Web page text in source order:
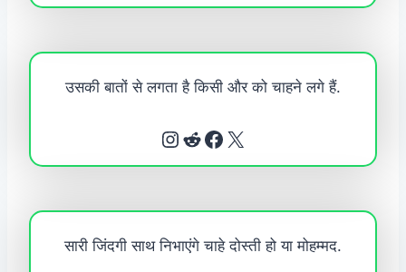
उसकी बातों से लगता है किसी और को चाहने लगे हैं.
Instagram Reddit Facebook X
सारी जिंदगी साथ निभाएंगे चाहे दोस्ती हो या मोहम्मद.